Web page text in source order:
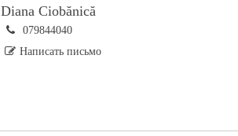
Diana Ciobănică
079844040
Написать письмо